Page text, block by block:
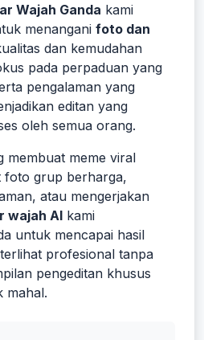
Wajah Ganda kami
menangani foto dan
dan kemudahan
pada perpaduan yang
pengalaman yang
editan yang
oleh semua orang.
membuat meme viral
foto grup berharga,
atau mengerjakan
wajah AI kami
untuk mencapai hasil
profesional tanpa
pengeditan khusus
mahal.